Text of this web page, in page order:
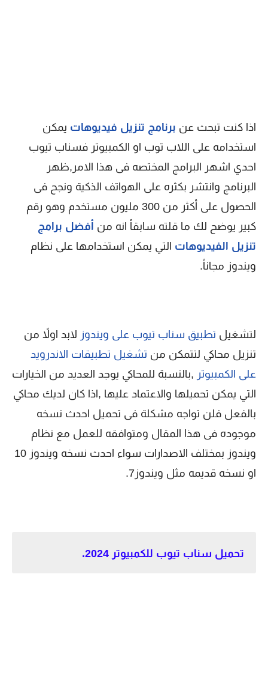
اذا كنت تبحث عن برنامج تنزيل فيديوهات يمكن
استخدامه على اللاب توب او الكمبيوتر فسناب تيوب
احدي اشهر البرامج المختصه فى هذا الامر,ظهر
البرنامج وانتشر بكثره على الهواتف الذكية ونجح فى
الحصول على أكثر من 300 مليون مستخدم وهو رقم
كبير يوضح لك ما قلته سابقاً انه من أفضل برامج
تنزيل الفيديوهات التي يمكن استخدامها على نظام
ويندوز مجاناً.
لتشغيل تطبيق سناب تيوب على ويندوز لابد اولاً من
تنزيل محاكي لتتمكن من تشغيل تطبيقات الاندرويد
على الكمبيوتر ,بالنسبة للمحاكي يوجد العديد من الخيارات
التي يمكن تحميلها والاعتماد عليها ,اذا كان لديك محاكي
بالفعل فلن تواجه مشكلة فى تحميل احدث نسخه
موجوده فى هذا المقال ومتوافقه للعمل مع نظام
ويندوز بمختلف الاصدارات سواء احدث نسخه ويندوز 10
او نسخه قديمه مثل ويندوز7.
تحميل سناب تيوب للكمبيوتر 2024.